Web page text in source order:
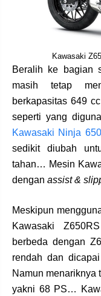
Kawasaki
Beralih ke bagian
masih tetap
berkapasitas 649
seperti yang
Kawasaki Ninja 650
sedikit diubah
tahan… Mesin
dengan assist &
Meskipun
Kawasaki
berbeda dengan
rendah dan
Namun menariknya
yakni 68 PS…